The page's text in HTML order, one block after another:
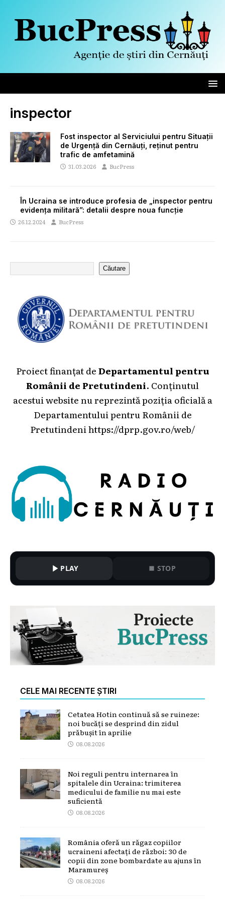
inspector
Fost inspector al Serviciului pentru Situații
de Urgență din Cernăuți, reținut pentru
trafic de amfetamină
31.03.2026 BucPress
În Ucraina se introduce profesia de „inspector pentru
evidența militară”: detalii despre noua funcție
26.12.2024 BucPress
Căutare
Proiect finanțat deDepartamentul pentru
Românii de Pretutindeni. Conținutul
acestui website nu reprezintă poziția oficială a
Departamentului pentru Românii de
Pretutindeni https://dprp.gov.ro/web/
PLAY STOP
CELE MAI RECENTE ȘTIRI
Cetatea Hotin continuă să se ruineze:
noi bucăți se desprind din zidul
prăbușit în aprilie
08.08.2026
Noi reguli pentru internarea în
spitalele din Ucraina: trimiterea
medicului de familie nu mai este
suficientă
08.08.2026
România oferă un răgaz copiilor
ucraineni afectați de război: 30 de
copii din zone bombardate au ajuns în
Maramureș
08.08.2026